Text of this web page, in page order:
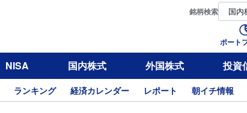
銘柄検索
ポート
NISA 国内株式 外国株式 投資
ランキング 経済カレンダー レポート 朝イチ情報